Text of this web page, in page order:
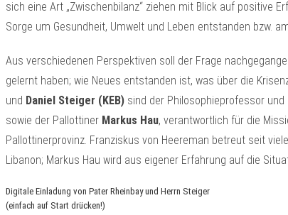
sich eine Art „Zwischenbilanz“ ziehen mit Blick auf positive
Sorge um Gesundheit, Umwelt und Leben entstanden bzw.
Aus verschiedenen Perspektiven soll der Frage
gelernt haben; wie Neues entstanden ist, was über die
und Daniel Steiger (KEB)sind der Philosophieprofessor und
sowie der Pallottiner Markus Hau, verantwortlich für die
Pallottinerprovinz. Franziskus von Heereman betreut seit
Libanon; Markus Hau wird aus eigener Erfahrung auf die
Digitale Einladung von Pater Rheinbay und Herrn Steiger
(einfach auf Start drücken!)